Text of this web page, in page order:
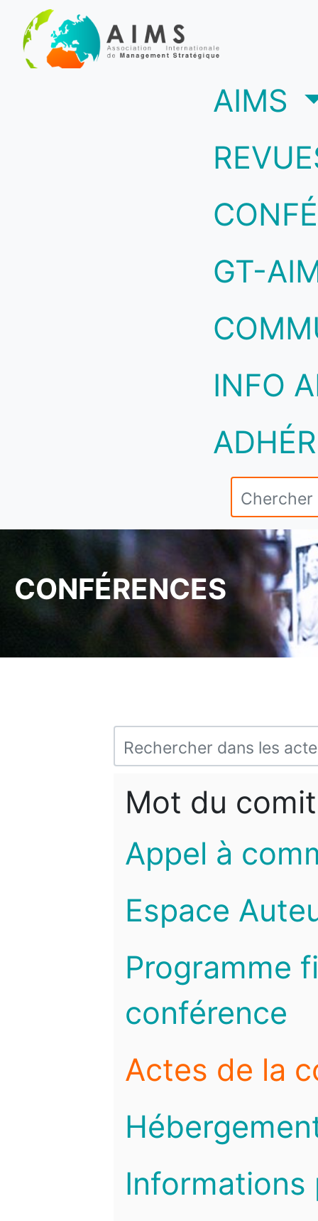
AIMS
GT-
INFO
CONFÉRENCES
Mot du
Appel à
Espace
Programme
conférence
Actes de la
Informations